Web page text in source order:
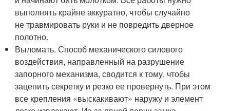
выполнять крайне аккуратно, чтобы случайно
не травмировать руки и не повредить дверное
полотно.
Выломать. Способ механического силового
воздействия, направленный на разрушение
запорного механизма, сводится к тому, чтобы
зацепить секретку и резко ее провернуть. При этом
все крепления «выскакивают» наружу и элемент